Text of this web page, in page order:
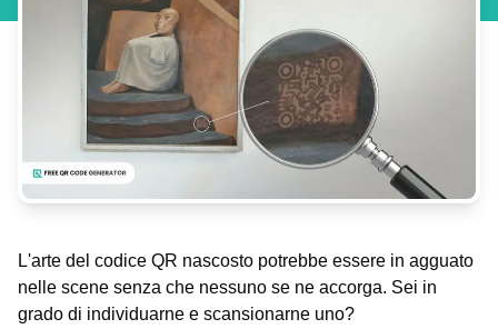
L'arte del codice QR nascosto potrebbe essere in agguato
nelle scene senza che nessuno se ne accorga. Sei in
grado di individuarne e scansionarne uno?